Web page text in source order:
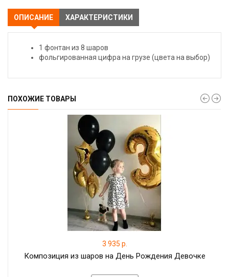
ОПИСАНИЕ ХАРАКТЕРИСТИКИ
1 фонтан из 8 шаров
фольгированная цифра на грузе (цвета на выбор)
ПОХОЖИЕ ТОВАРЫ
3 935 р.
Композиция из шаров на День Рождения Девочке